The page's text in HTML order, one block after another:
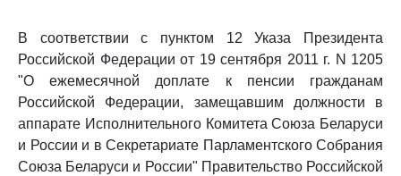
В соответствии с пунктом 12 Указа Президента
Российской Федерации от 19 сентября 2011 г. N 1205
"О ежемесячной доплате к пенсии гражданам
Российской Федерации, замещавшим должности в
аппарате Исполнительного Комитета Союза Беларуси
и России и в Секретариате Парламентского Собрания
Союза Беларуси и России" Правительство Российской